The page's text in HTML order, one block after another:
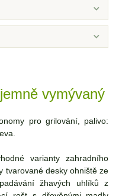
vymývaný
pro grilování, palivo:
varianty zahradního
tvarované desky ohniště ze
žhavých uhlíků z